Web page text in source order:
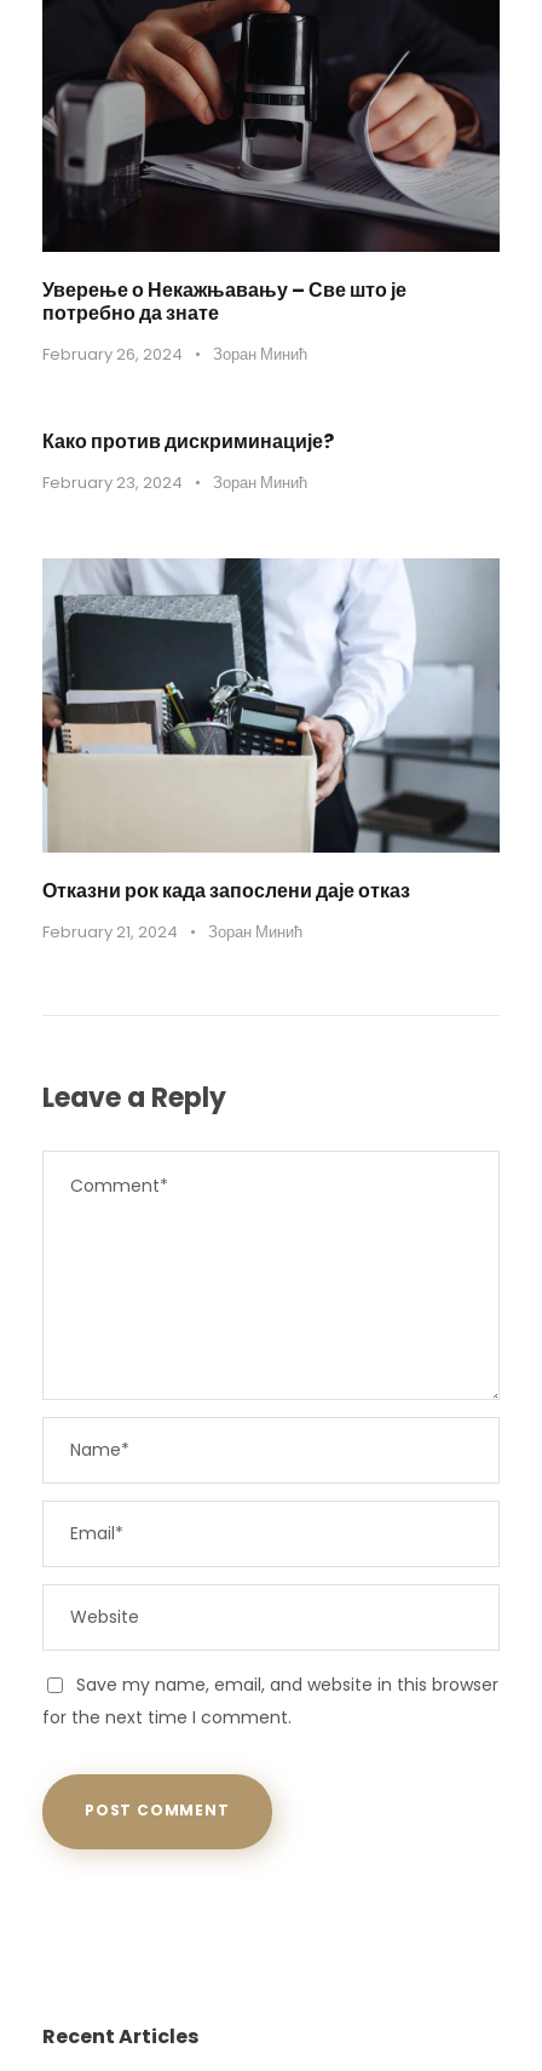
Уверење о Некажњавању – Све што је
потребно да знате
February 26, 2024 • Зоран Минић
Како против дискриминације?
February 23, 2024 • Зоран Минић
Отказни рок када запослени даје отказ
February 21, 2024 • Зоран Минић
Leave a Reply
Save my name, email, and website in this browser
for the next time I comment.
Recent Articles